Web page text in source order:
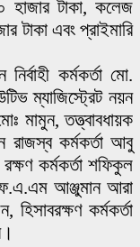
হাজার টাকা, কলেজ
টাকা এবং প্রাইমারি
কর্মকর্তা মো.
ম্যাজিস্ট্রেট নয়ন
মামুন, তত্ত্বাবধায়ক
কর্মকর্তা আবু
কর্মকর্তা শফিকুল
আঞ্জুমান আরা
হিসাবরক্ষণ কর্মকর্তা